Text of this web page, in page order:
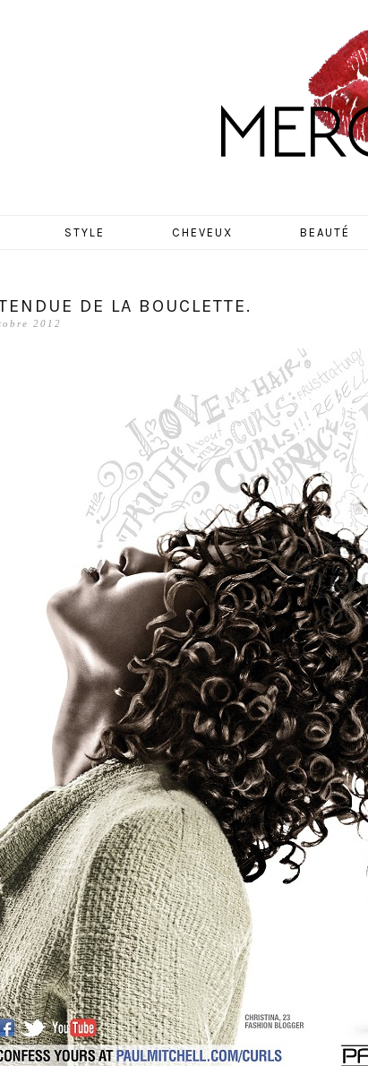
MERCREDIE
STYLE CHEVEUX BEAUTÉ
DE LA BOUCLETTE.
2012